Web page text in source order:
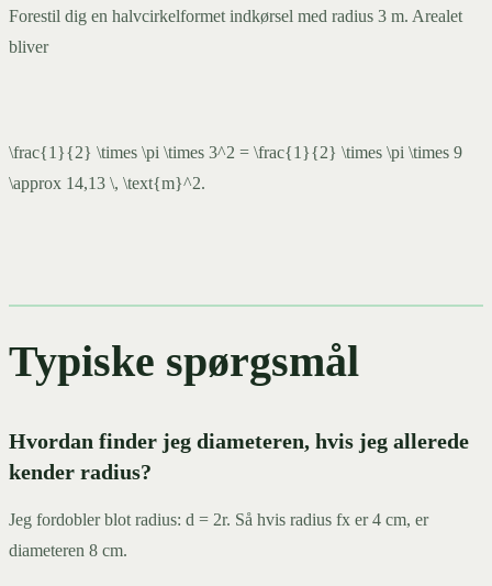
Forestil dig en halvcirkelformet indkørsel med radius 3 m. Arealet
bliver
\frac{1}{2} \times \pi \times 3^2 = \frac{1}{2} \times \pi \times 9
\approx 14,13 \, \text{m}^2.
Typiske spørgsmål
Hvordan finder jeg diameteren, hvis jeg allerede
kender radius?
Jeg fordobler blot radius: d = 2r. Så hvis radius fx er 4 cm, er
diameteren 8 cm.